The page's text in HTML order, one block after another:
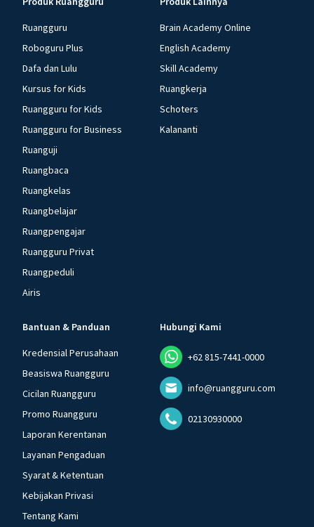
Ruangguru
Roboguru Plus
Dafa dan Lulu
Kursus for Kids
Ruangguru for Kids
Ruangguru for Business
Ruanguji
Ruangbaca
Ruangkelas
Ruangbelajar
Ruangpengajar
Ruangguru Privat
Ruangpeduli
Airis
Brain Academy Online
English Academy
Skill Academy
Ruangkerja
Schoters
Kalananti
Bantuan & Panduan
Kredensial Perusahaan
Beasiswa Ruangguru
Cicilan Ruangguru
Promo Ruangguru
Laporan Kerentanan
Layanan Pengaduan
Syarat & Ketentuan
Kebijakan Privasi
Tentang Kami
Hubungi Kami
+62 815-7441-0000
info@ruangguru.com
02130930000